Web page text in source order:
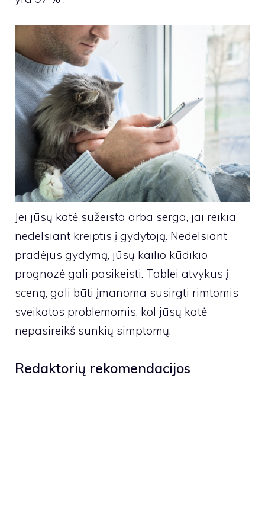
Jei jūsų katė sužeista arba serga, jai reikia
nedelsiant kreiptis į gydytoją. Nedelsiant
pradėjus gydymą, jūsų kailio kūdikio
prognozė gali pasikeisti. Tablei atvykus į
sceną, gali būti įmanoma susirgti rimtomis
sveikatos problemomis, kol jūsų katė
nepasireikš sunkių simptomų.
Redaktorių rekomendacijos